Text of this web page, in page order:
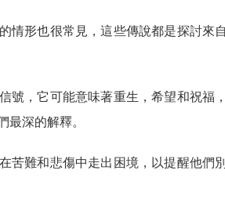
情形也很常見，這些傳說都是探討來
號，它可能意味著重生，希望和祝福
最深的解釋。
苦難和悲傷中走出困境，以提醒他們